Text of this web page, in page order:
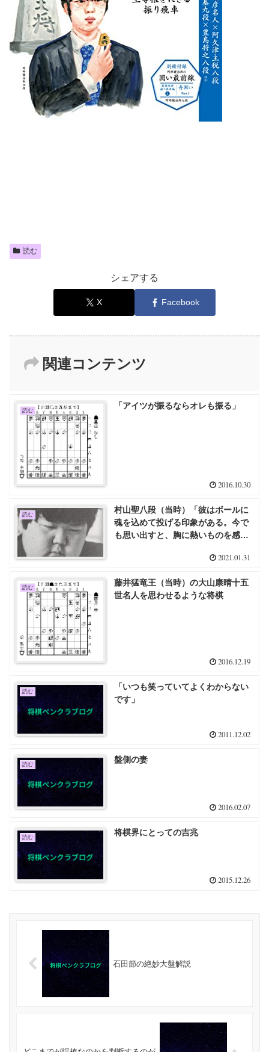
読む
シェアする
X Facebook
関連コンテンツ
読む 「アイツが振るならオレも振る」
2016.10.30
読む
村山聖八段（当時）「彼はボールに
魂を込めて投げる印象がある。今で
も思い出すと、胸に熱いものを感じ
2021.01.31
読む
藤井猛竜王（当時）の大山康晴十五
世名人を思わせるような将棋
2016.12.19
読む
「いつも笑っていてよくわからない
です」
2011.12.02
読む 盤側の妻
2016.02.07
読む 将棋界にとっての吉兆
2015.12.26
石田節の絶妙大盤解説